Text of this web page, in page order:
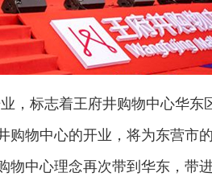
标志着王府井购物中心华东
物中心的开业，将为东营市
中心理念再次带到华东，带